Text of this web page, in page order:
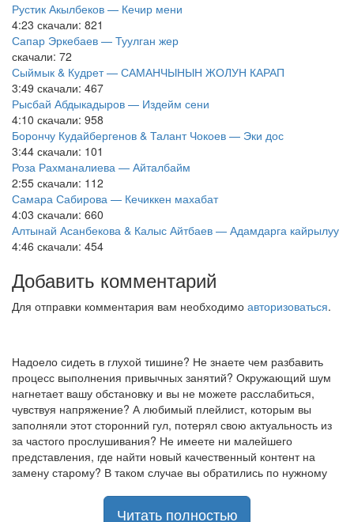
Рустик Акылбеков — Кечир мени
4:23 скачали: 821
Сапар Эркебаев — Туулган жер
скачали: 72
Сыймык & Кудрет — САМАНЧЫНЫН ЖОЛУН КАРАП
3:49 скачали: 467
Рысбай Абдыкадыров — Издейм сени
4:10 скачали: 958
Борончу Кудайбергенов & Талант Чокоев — Эки дос
3:44 скачали: 101
Роза Рахманалиева — Айталбайм
2:55 скачали: 112
Самара Сабирова — Кечиккен махабат
4:03 скачали: 660
Алтынай Асанбекова & Калыс Айтбаев — Адамдарга кайрылуу
4:46 скачали: 454
Добавить комментарий
Для отправки комментария вам необходимо авторизоваться.
Надоело сидеть в глухой тишине? Не знаете чем разбавить
процесс выполнения привычных занятий? Окружающий шум
нагнетает вашу обстановку и вы не можете расслабиться,
чувствуя напряжение? А любимый плейлист, которым вы
заполняли этот сторонний гул, потерял свою актуальность из
за частого прослушивания? Не имеете ни малейшего
представления, где найти новый качественный контент на
замену старому? В таком случае вы обратились по нужному
Музыкальный портал KGZ Musicс большой радостью
Читать полностью